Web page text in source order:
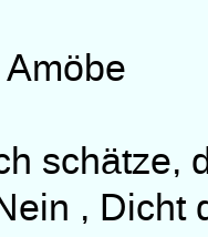
schätze,
, Dicht